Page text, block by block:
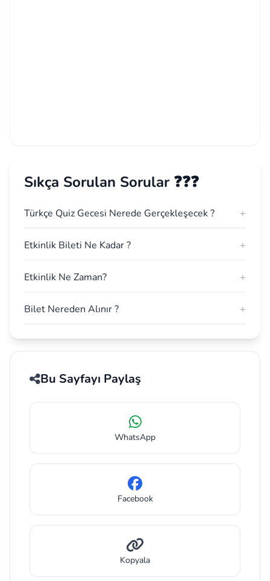
Sıkça Sorulan Sorular ❓❓❓
Türkçe Quiz Gecesi Nerede Gerçekleşecek ? +
Etkinlik Bileti Ne Kadar ? +
Etkinlik Ne Zaman? +
Bilet Nereden Alınır ? +
Bu Sayfayı Paylaş
WhatsApp
Facebook
Kopyala